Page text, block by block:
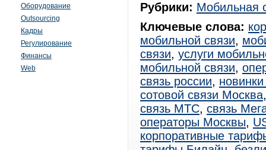
Оборудование
Outsourcing
Кадры
Регулирование
Финансы
Web
Рубрики: Мобильная
Ключевые слова:
мобильной связи,
связи, услуги
мобильной связи,
связь россии,
сотовой связи Москва
связь МТС, связь
операторы Москвы,
корпоративные